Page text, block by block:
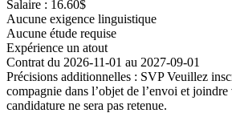
Salaire : 16.60$
Aucune exigence linguistique
Aucune étude requise
Expérience un atout
Contrat du 2026-11-01 au 2027-09-01
Précisions additionnelles : SVP Veuillez
compagnie dans l’objet de l’envoi et
candidature ne sera pas retenue.